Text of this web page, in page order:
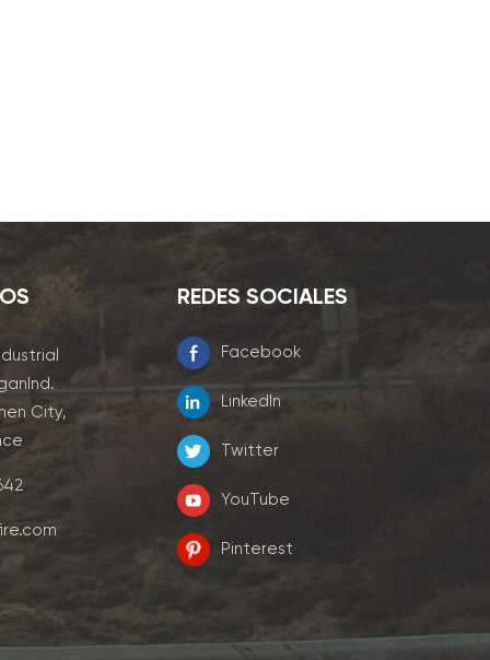
City,
REDES SOCIALES
Facebook
LinkedIn
Twitter
YouTube
Pinterest